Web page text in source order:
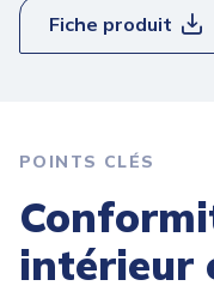
Fiche produit
POINTS CLÉS
intérieur